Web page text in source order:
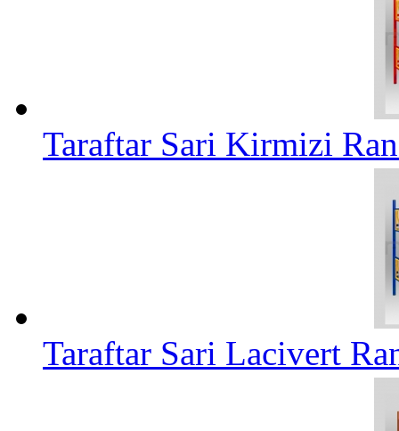
Taraftar Sari Kirmizi
Taraftar Sari Lacivert